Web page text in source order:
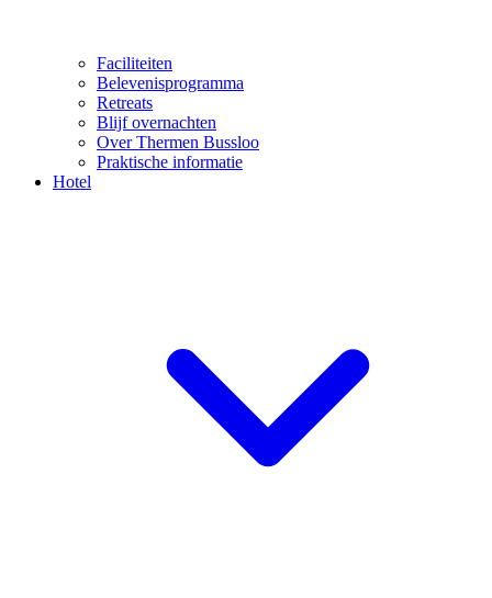
Faciliteiten
Belevenisprogramma
Retreats
Blijf overnachten
Over Thermen Bussloo
Praktische informatie
Hotel